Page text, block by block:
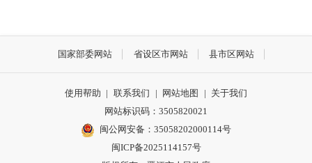
国家部委网站 省设区市网站 县市区网站
使用帮助 | 联系我们 | 网站地图 | 关于我们
网站标识码：3505820021
闽公网安备：35058202000114号
闽ICP备2025114157号